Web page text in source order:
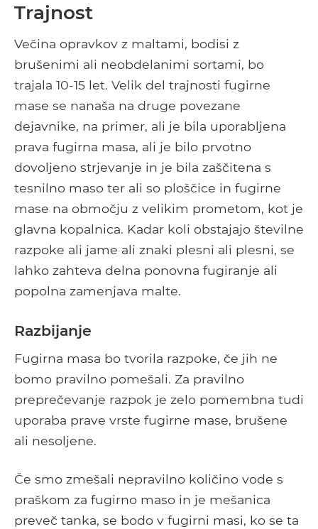
Trajnost
Večina opravkov z maltami, bodisi z
brušenimi ali neobdelanimi sortami, bo
trajala 10-15 let. Velik del trajnosti fugirne
mase se nanaša na druge povezane
dejavnike, na primer, ali je bila uporabljena
prava fugirna masa, ali je bilo prvotno
dovoljeno strjevanje in je bila zaščitena s
tesnilno maso ter ali so ploščice in fugirne
mase na območju z velikim prometom, kot je
glavna kopalnica. Kadar koli obstajajo številne
razpoke ali jame ali znaki plesni ali plesni, se
lahko zahteva delna ponovna fugiranje ali
popolna zamenjava malte.
Razbijanje
Fugirna masa bo tvorila razpoke, če jih ne
bomo pravilno pomešali. Za pravilno
preprečevanje razpok je zelo pomembna tudi
uporaba prave vrste fugirne mase, brušene
ali nesoljene.
Če smo zmešali nepravilno količino vode s
praškom za fugirno maso in je mešanica
preveč tanka, se bodo v fugirni masi, ko se ta